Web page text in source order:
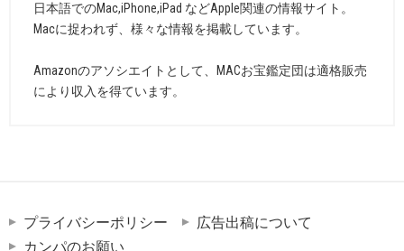
日本語でのMac,iPhone,iPad などApple関連の情報サイト。
Macに捉われず、様々な情報を掲載しています。
Amazonのアソシエイトとして、MACお宝鑑定団は適格販売
により収入を得ています。
プライバシーポリシー
広告出稿について
カンパのお願い